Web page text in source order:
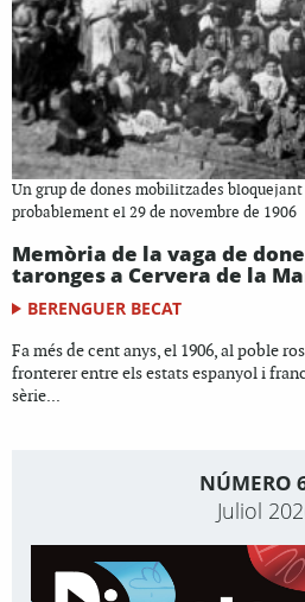
Un grup de dones mobilitzades
probablement el 29 de novembre de 1906
Memòria de la vaga de
taronges a Cervera de la
BERENGUER BECAT
Fa més de cent anys, el 1906, al poble
fronterer entre els estats espanyol i
sèrie...
NÚMERO
Juliol